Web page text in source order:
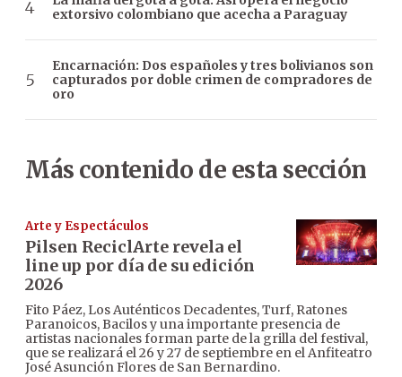
extorsivo colombiano que acecha a Paraguay
Encarnación: Dos españoles y tres bolivianos son
capturados por doble crimen de compradores de
oro
Más contenido de esta sección
Arte y Espectáculos
Pilsen ReciclArte revela el
line up por día de su edición
2026
Fito Páez, Los Auténticos Decadentes, Turf, Ratones
Paranoicos, Bacilos y una importante presencia de
artistas nacionales forman parte de la grilla del festival,
que se realizará el 26 y 27 de septiembre en el Anfiteatro
José Asunción Flores de San Bernardino.